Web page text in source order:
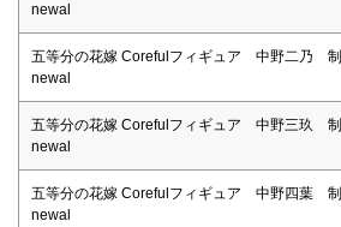
newal
五等分の花嫁 Corefulフィギュア 中野二乃 制
newal
五等分の花嫁 Corefulフィギュア 中野三玖 制
newal
五等分の花嫁 Corefulフィギュア 中野四葉 制
newal